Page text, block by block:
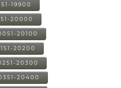
19900
20000
20100
20200
20300
20400